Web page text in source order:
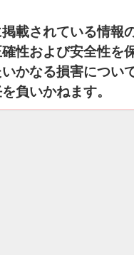
載されている情報
性および安全性を
かなる損害につい
負いかねます。